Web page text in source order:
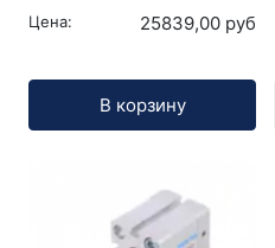
Цена: 25839,00 руб
В корзину